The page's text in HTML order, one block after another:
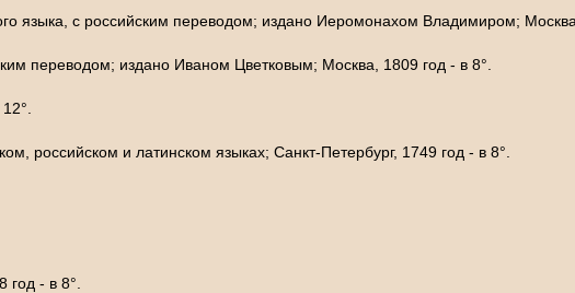
языка, с российским переводом; издано Иеромонахом Владимиром;
переводом; издано Иваном Цветковым; Москва, 1809 год - в 8°.
российском и латинском языках; Санкт-Петербург, 1749 год - в 8°.
год - в 8°.